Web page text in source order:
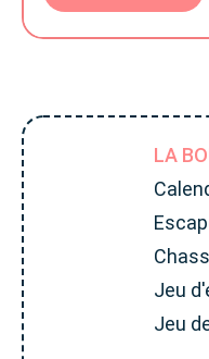
LA
Jeu
Jeu